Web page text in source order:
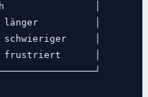
sich                │
länger          │
schwieriger     │
frustriert      │